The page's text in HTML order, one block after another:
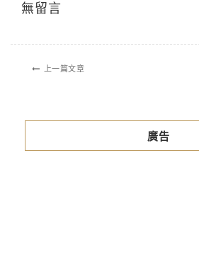
無留言
上一篇文章
廣告